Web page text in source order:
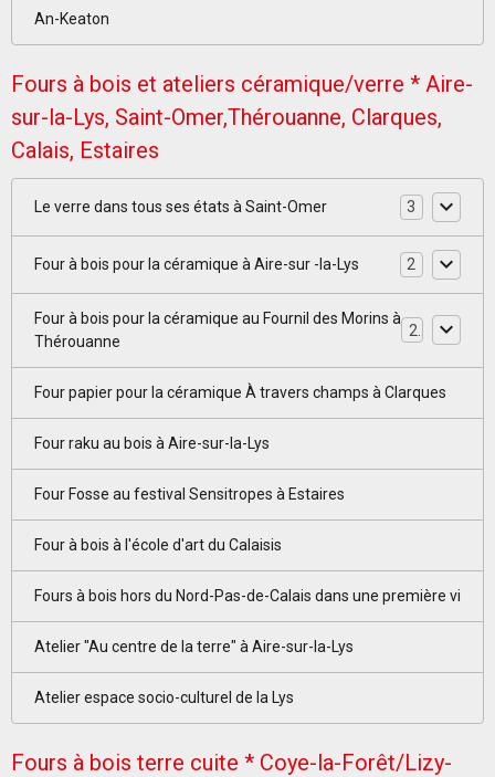
An-Keaton
Fours à bois et ateliers céramique/verre * Aire-
sur-la-Lys, Saint-Omer,Thérouanne, Clarques,
Calais, Estaires
Le verre dans tous ses états à Saint-Omer 3
Four à bois pour la céramique à Aire-sur -la-Lys 2
Four à bois pour la céramique au Fournil des Morins à
Thérouanne
Four papier pour la céramique À travers champs à Clarques
Four raku au bois à Aire-sur-la-Lys
Four Fosse au festival Sensitropes à Estaires
Four à bois à l'école d'art du Calaisis
Fours à bois hors du Nord-Pas-de-Calais dans une première vi
Atelier "Au centre de la terre" à Aire-sur-la-Lys
Atelier espace socio-culturel de la Lys
Fours à bois terre cuite * Coye-la-Forêt/Lizy-